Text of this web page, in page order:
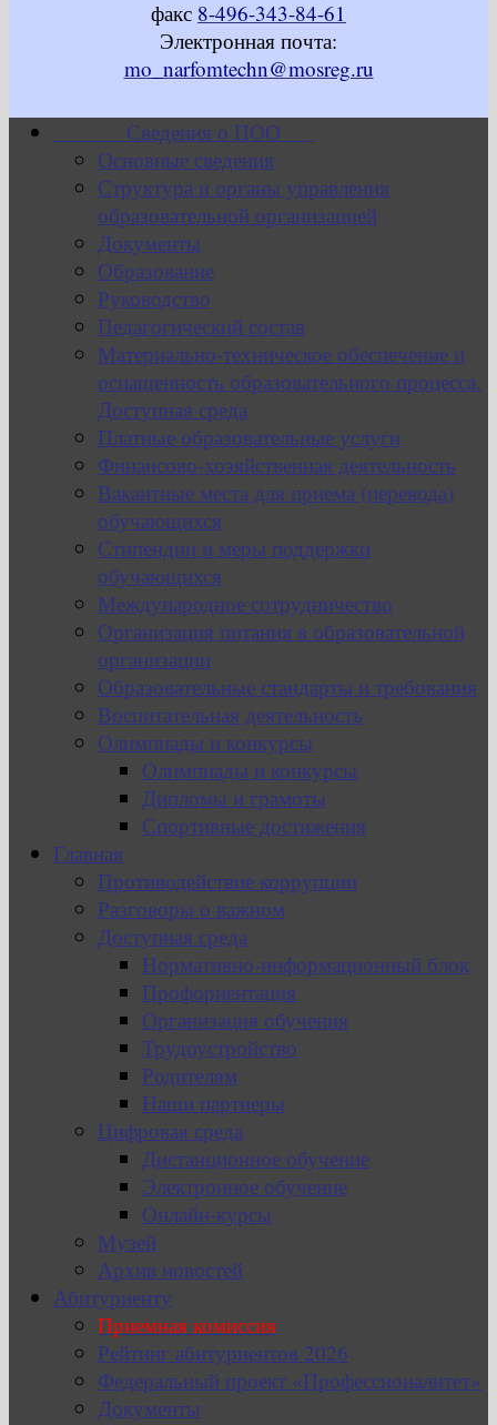
факс 8-496-343-84-61
Электронная почта:
mo_narfomtechn@mosreg.ru
Сведения о ПОО
Основные сведения
Структура и органы управления
образовательной организацией
Документы
Образование
Руководство
Педагогический состав
Материально-техническое обеспечение и
оснащенность образовательного процесса.
Доступная среда
Платные образовательные услуги
Финансово-хозяйственная деятельность
Вакантные места для приема (перевода)
обучающихся
Стипендии и меры поддержки
обучающихся
Международное сотрудничество
Организация питания в образовательной
организации
Образовательные стандарты и требования
Воспитательная деятельность
Олимпиады и конкурсы
Олимпиады и конкурсы
Дипломы и грамоты
Спортивные достижения
Главная
Противодействие коррупции
Разговоры о важном
Доступная среда
Нормативно-информационный блок
Профориентация
Организация обучения
Трудоустройство
Родителям
Наши партнеры
Цифровая среда
Дистанционное обучение
Электронное обучение
Онлайн-курсы
Музей
Архив новостей
Абитуриенту
Приемная комиссия
Рейтинг абитуриентов 2026
Федеральный проект «Профессионалитет»
Документы